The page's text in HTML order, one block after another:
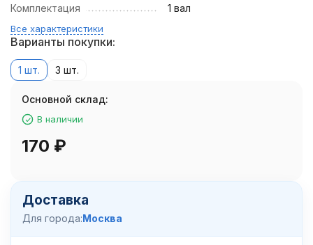
Комплектация
1 вал
Все характеристики
Варианты покупки:
1 шт. 3 шт.
Основной склад:
В наличии
170 ₽
Доставка
Для города:Москва